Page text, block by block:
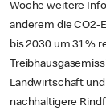
Woche weitere
anderem die CO2-
bis 2030 um 31 %
Landwirtschaft
nachhaltigere